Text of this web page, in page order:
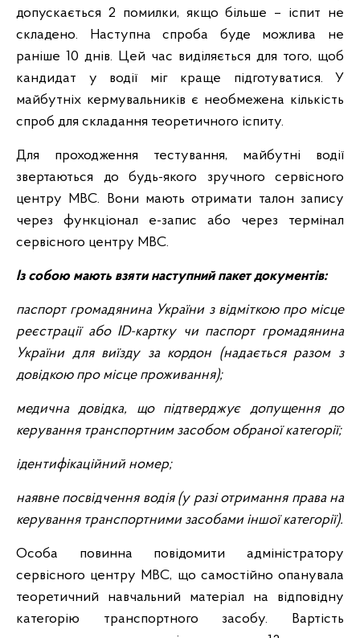
допускається 2 помилки, якщо більше – іспит не
складено. Наступна спроба буде можлива не
раніше 10 днів. Цей час виділяється для того, щоб
кандидат у водії міг краще підготуватися. У
майбутніх кермувальників є необмежена кількість
спроб для складання теоретичного іспиту.
Для проходження тестування, майбутні водії
звертаються до будь-якого зручного сервісного
центру МВС. Вони мають отримати талон запису
через функціонал е-запис або через термінал
сервісного центру МВС.
Із собою мають взяти наступний пакет документів:
паспорт громадянина України з відміткою про місце
реєстрації або ID-картку чи паспорт громадянина
України для виїзду за кордон (надається разом з
довідкою про місце проживання);
медична довідка, що підтверджує допущення до
керування транспортним засобом обраної категорії;
ідентифікаційний номер;
наявне посвідчення водія (у разі отримання права на
керування транспортними засобами іншої категорії).
Особа повинна повідомити адміністратору
сервісного центру МВС, що самостійно опанувала
теоретичний навчальний матеріал на відповідну
категорію транспортного засобу. Вартість